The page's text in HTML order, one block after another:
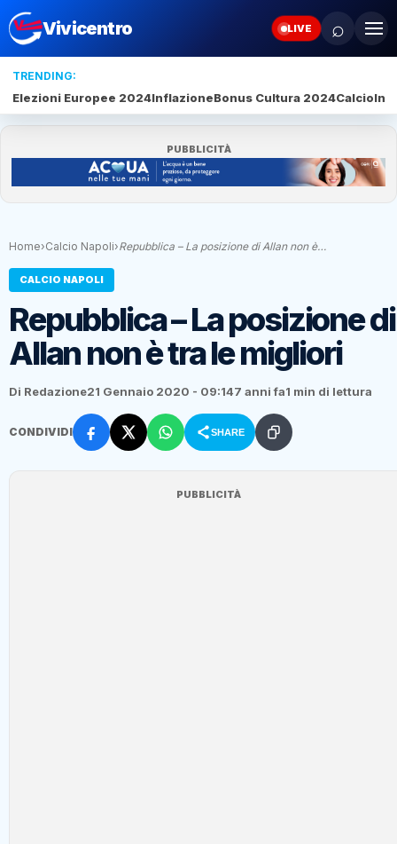
Vivicentro LIVE ⌕
TRENDING:
Elezioni Europee 2024InflazioneBonus Cultura 2024Calcio
PUBBLICITÀ
Home›Calcio Napoli›Repubblica – La posizione di Allan non è…
CALCIO NAPOLI
Repubblica – La posizione di
Allan non è tra le migliori
Di Redazione21 Gennaio 2020 - 09:147 anni fa1 min di lettura
CONDIVIDI SHARE
PUBBLICITÀ